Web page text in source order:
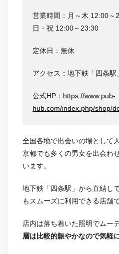
営業時間：月～木 12:00～
日・祝 12:00～23:30
定休日：無休
アクセス：地下鉄「四条駅
公式HP： https://www.pub-
hub.com/index.php/shop/
全国各地で出会いの場として
京都でも多くの男女を出会わ
います。
地下鉄「四条駅」から直結し
もスムーズに利用できる店舗で
店内は落ち着いた照明でムー
層は比較的賑やかなので気軽